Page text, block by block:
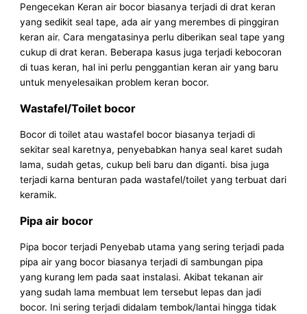
Pengecekan Keran air bocor biasanya terjadi di drat keran
yang sedikit seal tape, ada air yang merembes di pinggiran
keran air. Cara mengatasinya perlu diberikan seal tape yang
cukup di drat keran. Beberapa kasus juga terjadi kebocoran
di tuas keran, hal ini perlu penggantian keran air yang baru
untuk menyelesaikan problem keran bocor.
Wastafel/Toilet bocor
Bocor di toilet atau wastafel bocor biasanya terjadi di
sekitar seal karetnya, penyebabkan hanya seal karet sudah
lama, sudah getas, cukup beli baru dan diganti. bisa juga
terjadi karna benturan pada wastafel/toilet yang terbuat dari
keramik.
Pipa air bocor
Pipa bocor terjadi Penyebab utama yang sering terjadi pada
pipa air yang bocor biasanya terjadi di sambungan pipa
yang kurang lem pada saat instalasi. Akibat tekanan air
yang sudah lama membuat lem tersebut lepas dan jadi
bocor. Ini sering terjadi didalam tembok/lantai hingga tidak